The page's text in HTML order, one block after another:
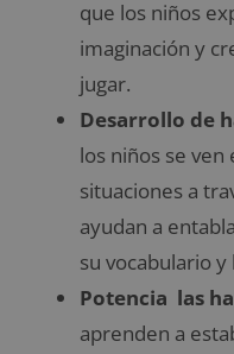
que los niños
imaginación y
jugar.
Desarrollo de
los niños se
situaciones a
ayudan a
su vocabulario
Potencia las
aprenden a